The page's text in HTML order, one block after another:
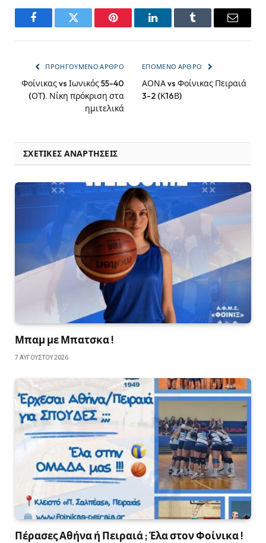
FacebookTwitter Pinterest LinkedInTumblr Email
ΠΡΟΗΓΟΎΜΕΝΟ ΆΡΘΡΟ
Φοίνικας vs Ιωνικός 55-40
(ΟΤ). Νίκη πρόκριση στα
ημιτελικά
ΕΠΌΜΕΝΟ ΆΡΘΡΟ
ΑΟΝΑ vs Φοίνικας Πειραιά
3-2 (Κ16Β)
ΣΧΕΤΙΚΈΣ ΑΝΑΡΤΉΣΕΙΣ
Μπαμ με Μπατσκα !
7 ΑΥΓΟΎΣΤΟΥ 2026
Πέρασες Αθήνα ή Πειραιά ; Έλα στον Φοίνικα !